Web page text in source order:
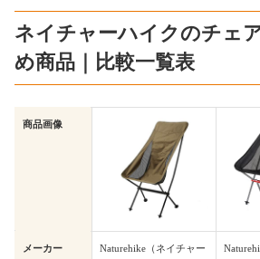
ネイチャーハイクのチェ
め商品｜比較一覧表
商品画像
メーカー
Naturehike（ネイチャー